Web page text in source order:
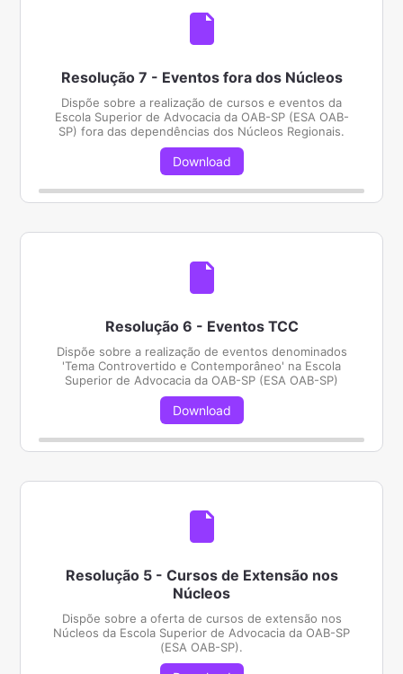
Resolução 7 - Eventos fora dos Núcleos
Dispõe sobre a realização de cursos e eventos da
Escola Superior de Advocacia da OAB-SP (ESA OAB-
SP) fora das dependências dos Núcleos Regionais.
Download
Resolução 6 - Eventos TCC
Dispõe sobre a realização de eventos denominados
'Tema Controvertido e Contemporâneo' na Escola
Superior de Advocacia da OAB-SP (ESA OAB-SP)
Download
Resolução 5 - Cursos de Extensão nos
Núcleos
Dispõe sobre a oferta de cursos de extensão nos
Núcleos da Escola Superior de Advocacia da OAB-SP
(ESA OAB-SP).